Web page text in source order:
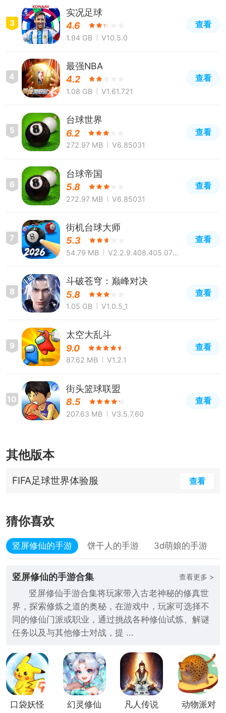
3
实况足球
4.6
1.94 GB V10.5.0
查看
4
最强NBA
4.2
1.08 GB V1.61.721
查看
5
台球世界
6.2
272.97 MB V6.85031
查看
6
台球帝国
5.8
272.97 MB V6.85031
查看
7
街机台球大师
5.3
54.79 MB
V2.2.9.408.405.070
查看
8
斗破苍穹：巅峰对决
5.8
1.05 GB V1.0.5_1
查看
9
太空大乱斗
9.0
87.62 MB V1.2.1
查看
10
街头篮球联盟
8.5
207.63 MB V3.5.7.60
查看
其他版本
FIFA足球世界体验服 查看
猜你喜欢
竖屏修仙的手游 饼干人的手游 3d萌娘的手游
竖屏修仙的手游合集 查看更多 >
竖屏修仙手游合集将玩家带入古老神秘的修真世
界，探索修炼之道的奥秘，在游戏中，玩家可选择不
同的修仙门派或职业，通过挑战各种修仙试炼、解谜
任务以及与其他修士对战，提 ...
口袋妖怪
幻灵修仙
凡人传说
动物派对